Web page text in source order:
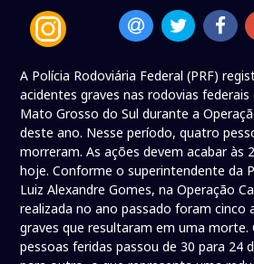
A Polícia Rodoviária Federal (PRF)
acidentes graves nas rodovias federais
Mato Grosso do Sul durante a
deste ano. Nesse período, quatro
morreram. As ações devem acabar às
hoje. Conforme o superintendente da
Luiz Alexandre Gomes, na Operação
realizada no ano passado foram cinco
graves que resultaram em uma morte.
pessoas feridas passou de 30 para 24